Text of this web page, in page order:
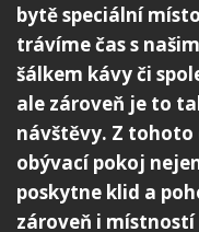
bytě speciální
trávíme čas s
šálkem kávy či
ale zároveň je to
návštěvy. Z tohoto
obývací pokoj
poskytne klid a
zároveň i